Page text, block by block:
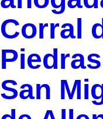
Corral
San